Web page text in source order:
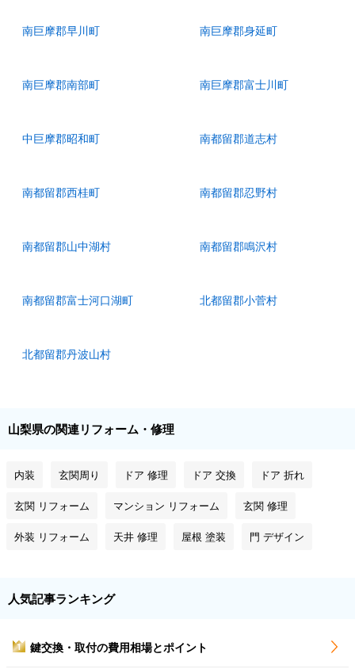
南巨摩郡早川町 南巨摩郡身延町
南巨摩郡南部町 南巨摩郡富士川町
中巨摩郡昭和町 南都留郡道志村
南都留郡西桂町 南都留郡忍野村
南都留郡山中湖村 南都留郡鳴沢村
南都留郡富士河口湖町 北都留郡小菅村
北都留郡丹波山村
山梨県の関連リフォーム・修理
内装 玄関周り ドア 修理 ドア 交換 ドア 折れ
玄関 リフォーム マンション リフォーム 玄関 修理
外装 リフォーム 天井 修理 屋根 塗装 門 デザイン
人気記事ランキング
1 鍵交換・取付の費用相場とポイント